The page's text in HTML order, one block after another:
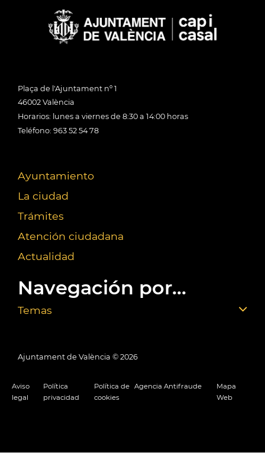
Plaça de l'Ajuntament nº 1
46002 València
Horarios: lunes a viernes de 8:30 a 14:00 horas
Teléfono: 963 52 54 78
Ayuntamiento
La ciudad
Trámites
Atención ciudadana
Actualidad
Navegación por...
Temas
Ajuntament de València © 2026
Aviso
legal
Política
privacidad
Política de
cookies
Agencia Antifraude
Mapa
Web